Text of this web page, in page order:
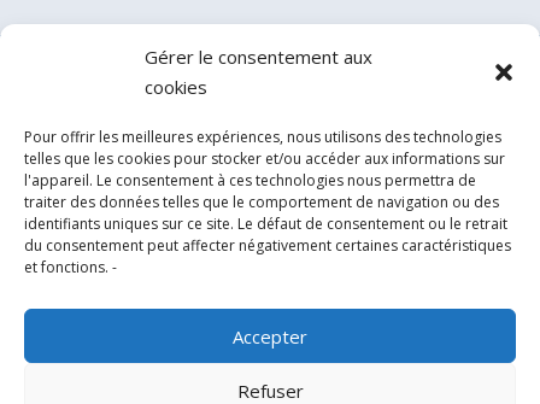
Gérer le consentement aux
cookies
Pour offrir les meilleures expériences, nous utilisons des technologies
telles que les cookies pour stocker et/ou accéder aux informations sur
l'appareil. Le consentement à ces technologies nous permettra de
traiter des données telles que le comportement de navigation ou des
identifiants uniques sur ce site. Le défaut de consentement ou le retrait
du consentement peut affecter négativement certaines caractéristiques
et fonctions. -
Accepter
Refuser
Experts en conception, fabrication et fourniture
secteur hospitalier.